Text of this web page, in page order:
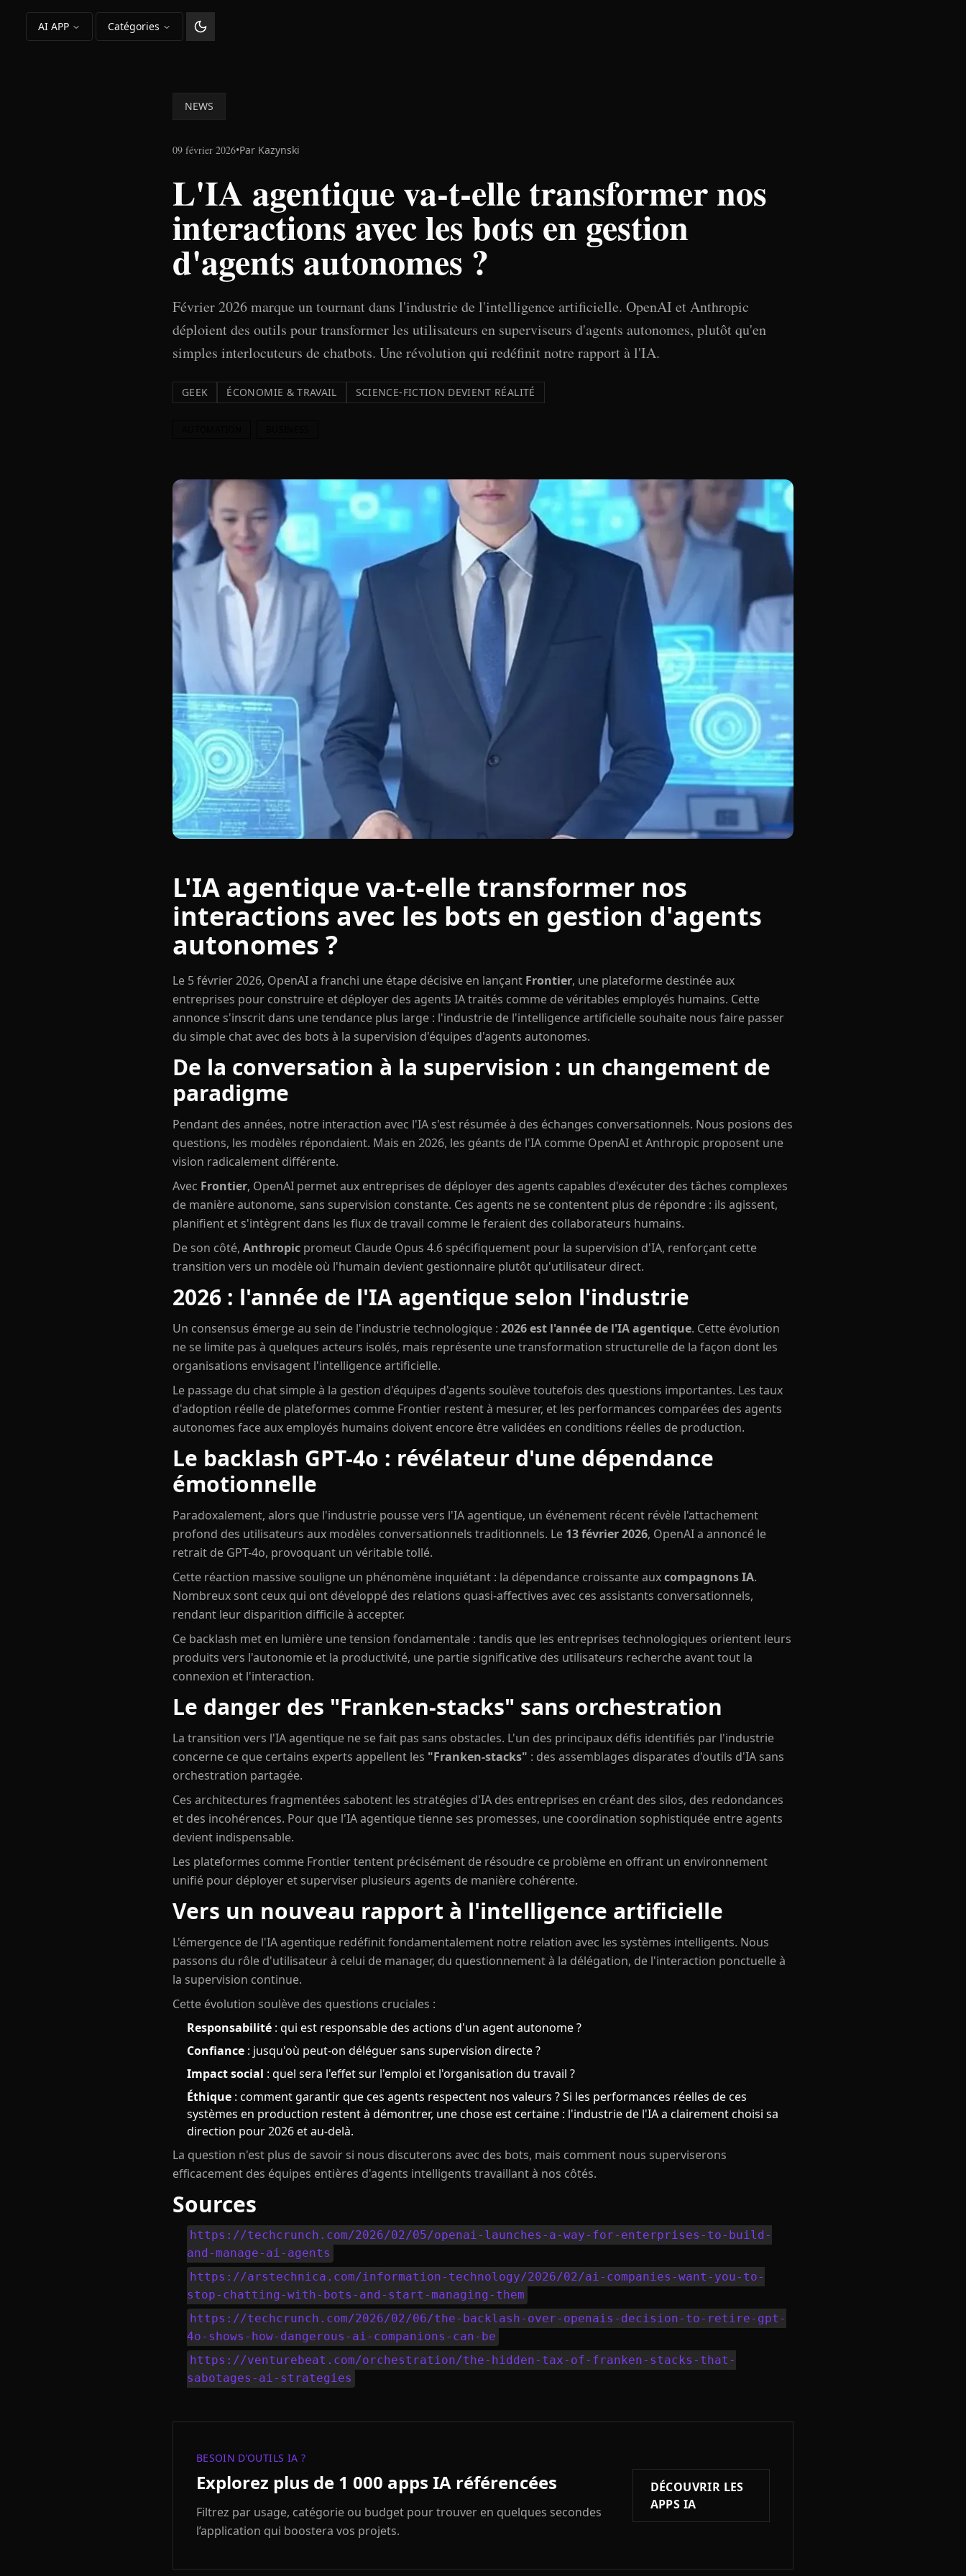
AI APP Catégories
Changer le thème
NEWS
09 février 2026•Par Kazynski
L'IA agentique va-t-elle transformer nos
interactions avec les bots en gestion
d'agents autonomes ?
Février 2026 marque un tournant dans l'industrie de l'intelligence artificielle. OpenAI et Anthropic
déploient des outils pour transformer les utilisateurs en superviseurs d'agents autonomes, plutôt qu'en
simples interlocuteurs de chatbots. Une révolution qui redéfinit notre rapport à l'IA.
GEEK ÉCONOMIE & TRAVAIL SCIENCE-FICTION DEVIENT RÉALITÉ
L'IA agentique va-t-elle transformer nos
interactions avec les bots en gestion d'agents
autonomes ?
Le 5 février 2026, OpenAI a franchi une étape décisive en lançant Frontier, une plateforme destinée aux
entreprises pour construire et déployer des agents IA traités comme de véritables employés humains. Cette
annonce s'inscrit dans une tendance plus large : l'industrie de l'intelligence artificielle souhaite nous faire passer
du simple chat avec des bots à la supervision d'équipes d'agents autonomes.
De la conversation à la supervision : un changement de
paradigme
Pendant des années, notre interaction avec l'IA s'est résumée à des échanges conversationnels. Nous posions des
questions, les modèles répondaient. Mais en 2026, les géants de l'IA comme OpenAI et Anthropic proposent une
vision radicalement différente.
Avec Frontier, OpenAI permet aux entreprises de déployer des agents capables d'exécuter des tâches complexes
de manière autonome, sans supervision constante. Ces agents ne se contentent plus de répondre : ils agissent,
planifient et s'intègrent dans les flux de travail comme le feraient des collaborateurs humains.
De son côté, Anthropic promeut Claude Opus 4.6 spécifiquement pour la supervision d'IA, renforçant cette
transition vers un modèle où l'humain devient gestionnaire plutôt qu'utilisateur direct.
2026 : l'année de l'IA agentique selon l'industrie
Un consensus émerge au sein de l'industrie technologique : 2026 est l'année de l'IA agentique. Cette évolution
ne se limite pas à quelques acteurs isolés, mais représente une transformation structurelle de la façon dont les
organisations envisagent l'intelligence artificielle.
Le passage du chat simple à la gestion d'équipes d'agents soulève toutefois des questions importantes. Les taux
d'adoption réelle de plateformes comme Frontier restent à mesurer, et les performances comparées des agents
autonomes face aux employés humains doivent encore être validées en conditions réelles de production.
Le backlash GPT-4o : révélateur d'une dépendance
émotionnelle
Paradoxalement, alors que l'industrie pousse vers l'IA agentique, un événement récent révèle l'attachement
profond des utilisateurs aux modèles conversationnels traditionnels. Le 13 février 2026, OpenAI a annoncé le
retrait de GPT-4o, provoquant un véritable tollé.
Cette réaction massive souligne un phénomène inquiétant : la dépendance croissante auxcompagnons IA.
Nombreux sont ceux qui ont développé des relations quasi-affectives avec ces assistants conversationnels,
rendant leur disparition difficile à accepter.
Ce backlash met en lumière une tension fondamentale : tandis que les entreprises technologiques orientent leurs
produits vers l'autonomie et la productivité, une partie significative des utilisateurs recherche avant tout la
connexion et l'interaction.
Le danger des "Franken-stacks" sans orchestration
La transition vers l'IA agentique ne se fait pas sans obstacles. L'un des principaux défis identifiés par l'industrie
concerne ce que certains experts appellent les "Franken-stacks" : des assemblages disparates d'outils d'IA sans
orchestration partagée.
Ces architectures fragmentées sabotent les stratégies d'IA des entreprises en créant des silos, des redondances
et des incohérences. Pour que l'IA agentique tienne ses promesses, une coordination sophistiquée entre agents
devient indispensable.
Les plateformes comme Frontier tentent précisément de résoudre ce problème en offrant un environnement
unifié pour déployer et superviser plusieurs agents de manière cohérente.
Vers un nouveau rapport à l'intelligence artificielle
L'émergence de l'IA agentique redéfinit fondamentalement notre relation avec les systèmes intelligents. Nous
passons du rôle d'utilisateur à celui de manager, du questionnement à la délégation, de l'interaction ponctuelle à
la supervision continue.
Cette évolution soulève des questions cruciales :
Responsabilité : qui est responsable des actions d'un agent autonome ?
Confiance : jusqu'où peut-on déléguer sans supervision directe ?
Impact social : quel sera l'effet sur l'emploi et l'organisation du travail ?
Éthique : comment garantir que ces agents respectent nos valeurs ? Si les performances réelles de ces
systèmes en production restent à démontrer, une chose est certaine : l'industrie de l'IA a clairement choisi sa
direction pour 2026 et au-delà.
La question n'est plus de savoir si nous discuterons avec des bots, mais comment nous superviserons
efficacement des équipes entières d'agents intelligents travaillant à nos côtés.
Sources
https://techcrunch.com/2026/02/05/openai-launches-a-way-for-enterprises-to-build-
and-manage-ai-agents
https://arstechnica.com/information-technology/2026/02/ai-companies-want-you-to-
stop-chatting-with-bots-and-start-managing-them
https://techcrunch.com/2026/02/06/the-backlash-over-openais-decision-to-retire-gpt-
4o-shows-how-dangerous-ai-companions-can-be
https://venturebeat.com/orchestration/the-hidden-tax-of-franken-stacks-that-
sabotages-ai-strategies
BESOIN D’OUTILS IA ?
Explorez plus de 1 000 apps IA référencées
Filtrez par usage, catégorie ou budget pour trouver en quelques secondes
l’application qui boostera vos projets.
DÉCOUVRIR LES
APPS IA